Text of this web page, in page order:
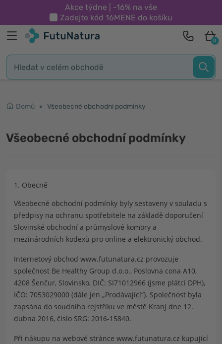
Akce týdne | -16% na vše
Zadejte kód 16MENE do košíku
0
Domů Všeobecné obchodní podmínky
Všeobecné obchodní podmínky
1. Obecně
Všeobecné obchodní podmínky byly sestaveny v souladu s
předpisy na ochranu spotřebitele na základě doporučení
Slovinské obchodní a průmyslové komory a
mezinárodních kodexů pro online a elektronický obchod.
Internetový obchod www.futunatura.cz provozuje
společnost Be Healthy Group d.o.o., Poslovna cona A10,
4208 Šenčur, Slovinsko, DIČ: SI71012966 (jsme plátci DPH),
IČO: 7053029000 (dále jen „Prodávající“). Společnost byla
zapsána do soudního rejstříku ve městě Kranj dne 12.
dubna 2016, číslo SRG: 2016-15840.
Při nákupu na webové stránce www.futunatura.cz kupující